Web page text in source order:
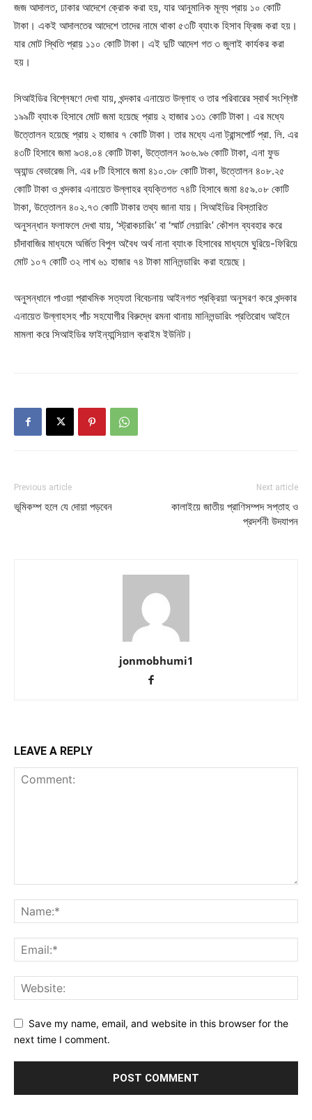
জজ আদালত, ঢাকার আদেশে ক্রোক করা হয়, যার আনুমানিক মূল্য প্রায় ১০ কোটি
টাকা। একই আদালতের আদেশে তাদের নামে থাকা ৫৩টি ব্যাংক হিসাব ফ্রিজ করা হয়।
যার মোট স্থিতি প্রায় ১১০ কোটি টাকা। এই দুটি আদেশ গত ৩ জুলাই কার্যকর করা
হয়।
সিআইডির বিশ্লেষণে দেখা যায়, খন্দকার এনায়েত উল্লাহ ও তার পরিবারের স্বার্থ সংশ্লিষ্ট
১৯৯টি ব্যাংক হিসাবে মোট জমা হয়েছে প্রায় ২ হাজার ১৩১ কোটি টাকা। এর মধ্যে
উত্তোলন হয়েছে প্রায় ২ হাজার ৭ কোটি টাকা। তার মধ্যে এনা ট্রান্সপোর্ট প্রা. লি. এর
৪৩টি হিসাবে জমা ৯৩৪.০৪ কোটি টাকা, উত্তোলন ৯০৬.৯৬ কোটি টাকা, এনা ফুড
অ্যান্ড বেভারেজ লি. এর ৮টি হিসাবে জমা ৪১০.৩৮ কোটি টাকা, উত্তোলন ৪০৮.২৫
কোটি টাকা ও খন্দকার এনায়েত উল্লাহর ব্যক্তিগত ৭৪টি হিসাবে জমা ৪৫৯.০৮ কোটি
টাকা, উত্তোলন ৪০২.৭৩ কোটি টাকার তথ্য জানা যায়। সিআইডির বিস্তারিত
অনুসন্ধান ফলাফলে দেখা যায়, ‘স্ট্রাকচারিং’ বা ‘স্মার্ট লেয়ারিং’ কৌশল ব্যবহার করে
চাঁদাবাজির মাধ্যমে অর্জিত বিপুল অবৈধ অর্থ নানা ব্যাংক হিসাবের মাধ্যমে ঘুরিয়ে-ফিরিয়ে
মোট ১০৭ কোটি ৩২ লাখ ৬১ হাজার ৭৪ টাকা মানিলন্ডারিং করা হয়েছে।
অনুসন্ধানে পাওয়া প্রাথমিক সত্যতা বিবেচনায় আইনগত প্রক্রিয়া অনুসরণ করে খন্দকার
এনায়েত উল্লাহসহ পাঁচ সহযোগীর বিরুদ্ধে রমনা থানায় মানিলন্ডারিং প্রতিরোধ আইনে
মামলা করে সিআইডির ফাইন্যান্সিয়াল ক্রাইম ইউনিট।
Previous article
ভূমিকম্প হলে যে দোয়া পড়বেন
Next article
কালাইয়ে জাতীয় প্রাণিসম্পদ সপ্তাহ ও
প্রদর্শনী উদযাপন
jonmobhumi1
LEAVE A REPLY
Save my name, email, and website in this browser for the
next time I comment.